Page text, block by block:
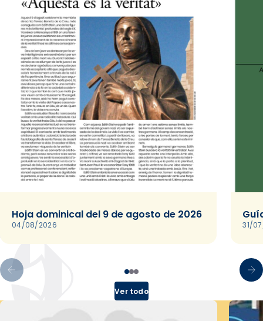
Hoja dominical del 9 de agosto de 2026
04/08/2026 31/
Ver todo